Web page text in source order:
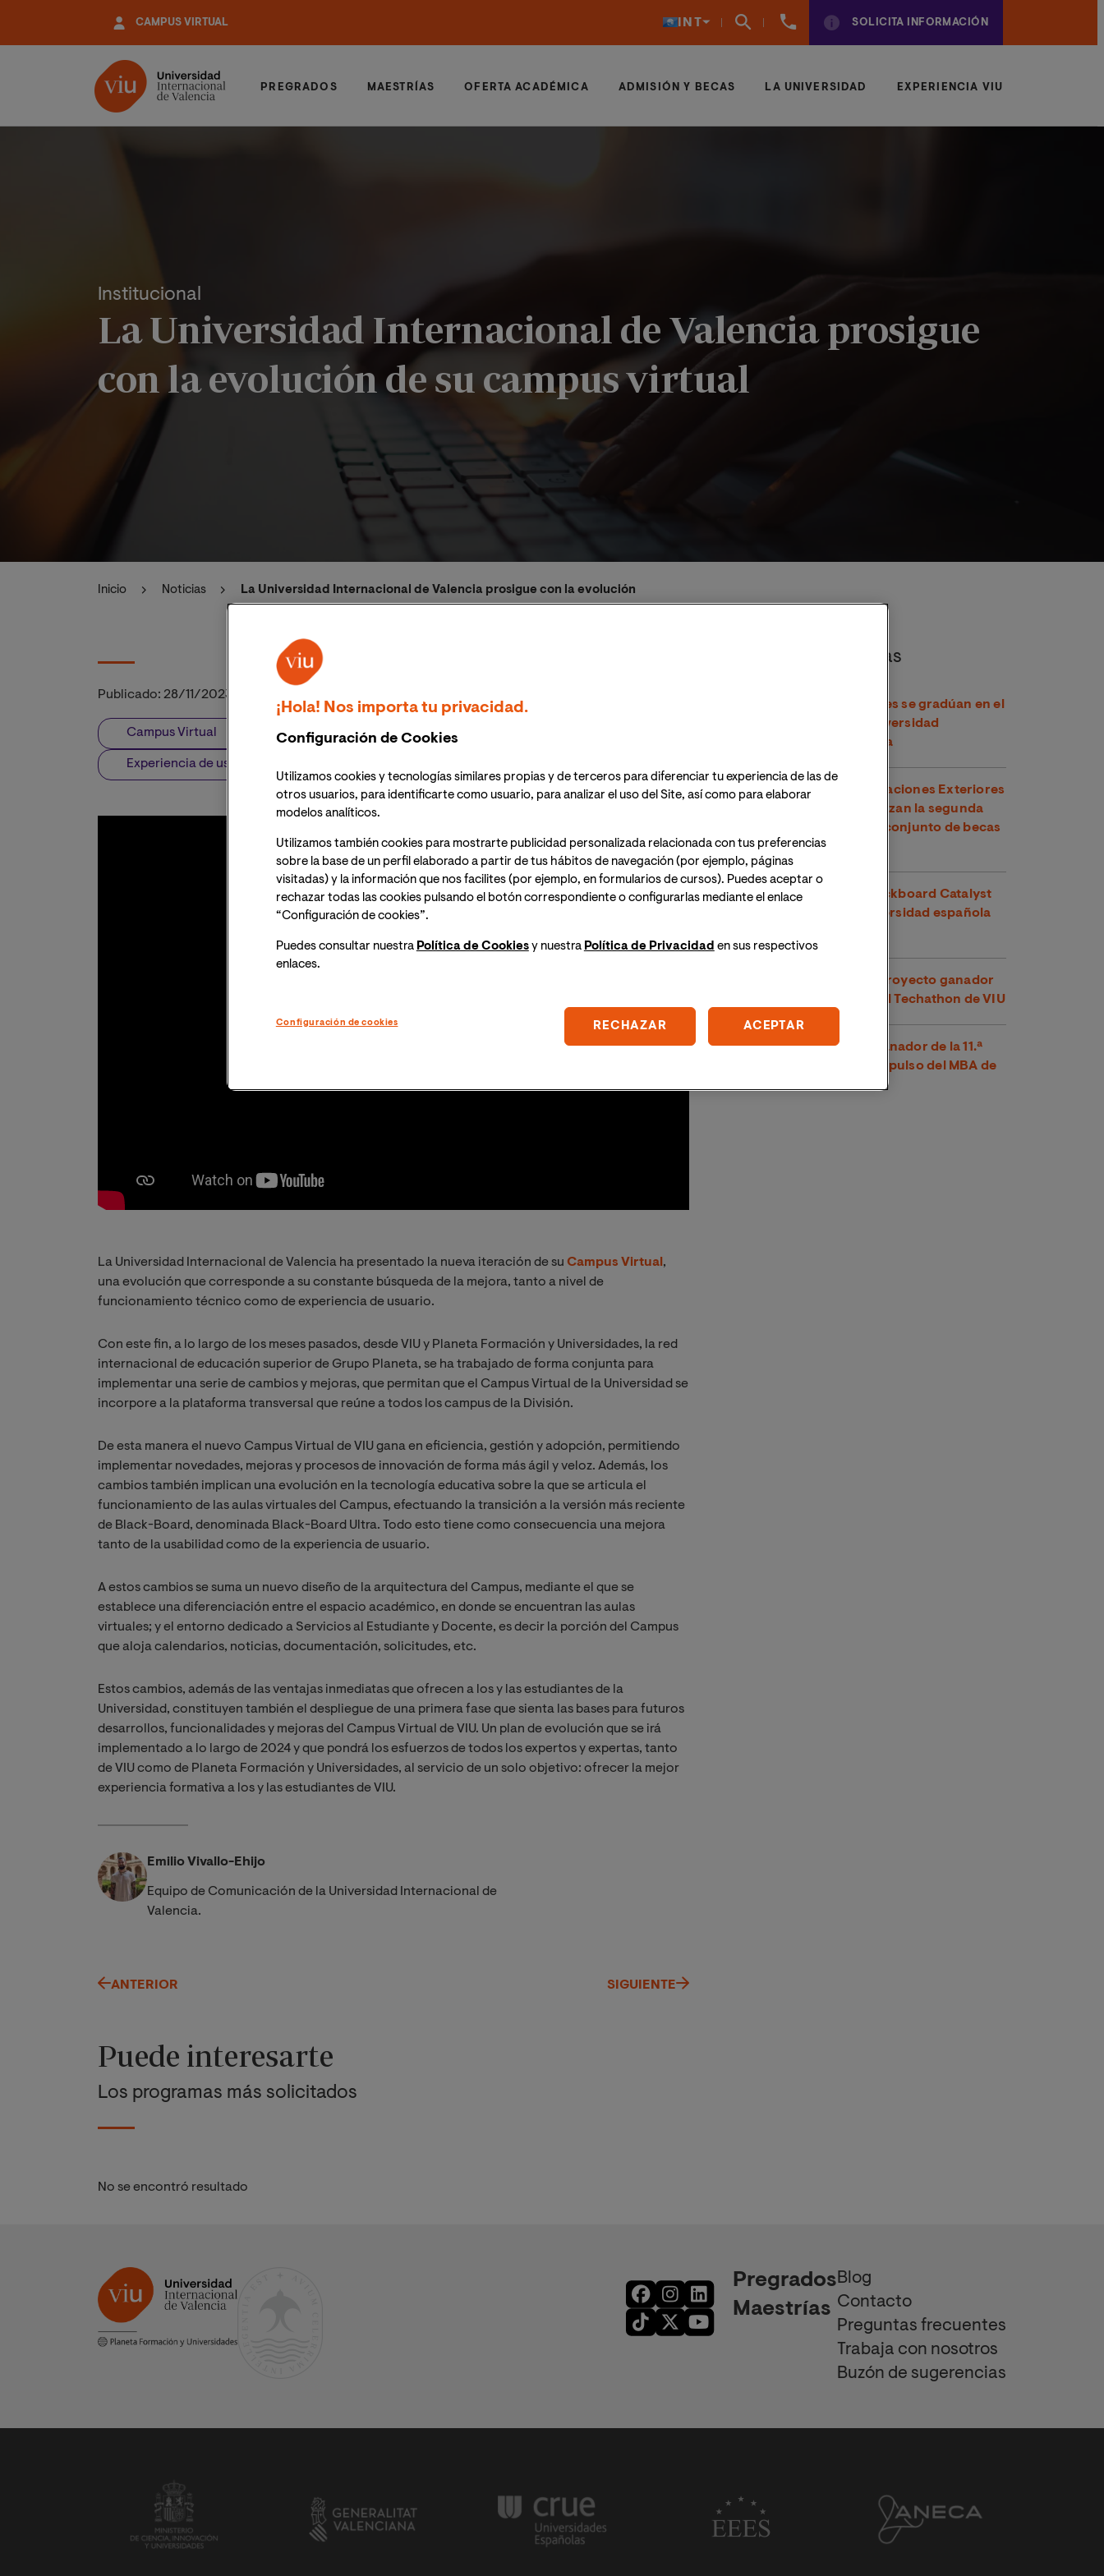
contenido
CAMPUS VIRTUAL INT
961
SOLICITA INFORMACIÓN
PREGRADOS MAESTRÍAS OFERTA ACADÉMICA ADMISIÓN Y BECAS LA UNIVERSIDAD EXPERIENCIA VIU
Institucional
La Universidad Internacional de Valencia prosigue
con la evolución de su campus virtual
Inicio Noticias La Universidad Internacional de Valencia prosigue con la evolución de su campus virtual
Publicado: 28/11/2023
Campus Virtual Planeta Formación Universidades
Experiencia de usuario
La Universidad Internacional de Valencia ha presentado la nueva iteración de su Campus Virtual ,
una evolución que corresponde a su constante búsqueda de la mejora, tanto a nivel de
funcionamiento técnico como de experiencia de usuario.
Con este fin, a lo largo de los meses pasados, desde VIU y Planeta Formación y Universidades, la red
internacional de educación superior de Grupo Planeta, se ha trabajado de forma conjunta para
implementar una serie de cambios y mejoras, que permitan que el Campus Virtual de la Universidad se
incorpore a la plataforma transversal que reúne a todos los campus de la División.
De esta manera el nuevo Campus Virtual de VIU gana en eficiencia, gestión y adopción, permitiendo
implementar novedades, mejoras y procesos de innovación de forma más ágil y veloz. Además, los
cambios también implican una evolución en la tecnología educativa sobre la que se articula el
funcionamiento de las aulas virtuales del Campus, efectuando la transición a la versión más reciente
de Black-Board, denominada Black-Board Ultra. Todo esto tiene como consecuencia una mejora
tanto de la usabilidad como de la experiencia de usuario.
A estos cambios se suma un nuevo diseño de la arquitectura del Campus, mediante el que se
establece una diferenciación entre el espacio académico, en donde se encuentran las aulas
virtuales; y el entorno dedicado a Servicios al Estudiante y Docente, es decir la porción del Campus
que aloja calendarios, noticias, documentación, solicitudes, etc.
Estos cambios, además de las ventajas inmediatas que ofrecen a los y las estudiantes de la
Universidad, constituyen también el despliegue de una primera fase que sienta las bases para futuros
desarrollos, funcionalidades y mejoras del Campus Virtual de VIU. Un plan de evolución que se irá
implementado a lo largo de 2024 y que pondrá los esfuerzos de todos los expertos y expertas, tanto
de VIU como de Planeta Formación y Universidades, al servicio de un solo objetivo: ofrecer la mejor
experiencia formativa a los y las estudiantes de VIU.
Emilio Vivallo-Ehijo
Equipo de Comunicación de la Universidad Internacional de
Valencia.
ANTERIOR SIGUIENTE
Noticias destacadas
Más de 18.000 estudiantes se gradúan en el
curso 2025/26 de la Universidad
Internacional de Valencia
VIU y el Ministerio de Relaciones Exteriores
y Culto de Costa Rica lanzan la segunda
edición de su programa conjunto de becas
para maestrías oficiales
VIU recibe su quinto Blackboard Catalyst
Award y es la única universidad española
Voltha-IS se alza como proyecto ganador
de la segunda edición del Techathon de VIU
‘PumpKind’, proyecto ganador de la 11.ª
edición del Bootcamp Impulso del MBA de
Puede interesarte
Los programas más solicitados
No se encontró resultado
Pregrados
Maestrías
Blog
Contacto
Preguntas frecuentes
Trabaja con nosotros
Buzón de sugerencias
¡Hola! Nos importa tu privacidad.
Configuración de Cookies
Utilizamos cookies y tecnologías similares propias y de terceros para diferenciar tu experiencia de las de
otros usuarios, para identificarte como usuario, para analizar el uso del Site, así como para elaborar
modelos analíticos.
Utilizamos también cookies para mostrarte publicidad personalizada relacionada con tus preferencias
sobre la base de un perfil elaborado a partir de tus hábitos de navegación (por ejemplo, páginas
visitadas) y la información que nos facilites (por ejemplo, en formularios de cursos). Puedes aceptar o
rechazar todas las cookies pulsando el botón correspondiente o configurarlas mediante el enlace
“Configuración de cookies”.
Puedes consultar nuestra Política de Cookiesy nuestra Política de Privacidad en sus respectivos
enlaces.
Configuración de cookies RECHAZAR ACEPTAR